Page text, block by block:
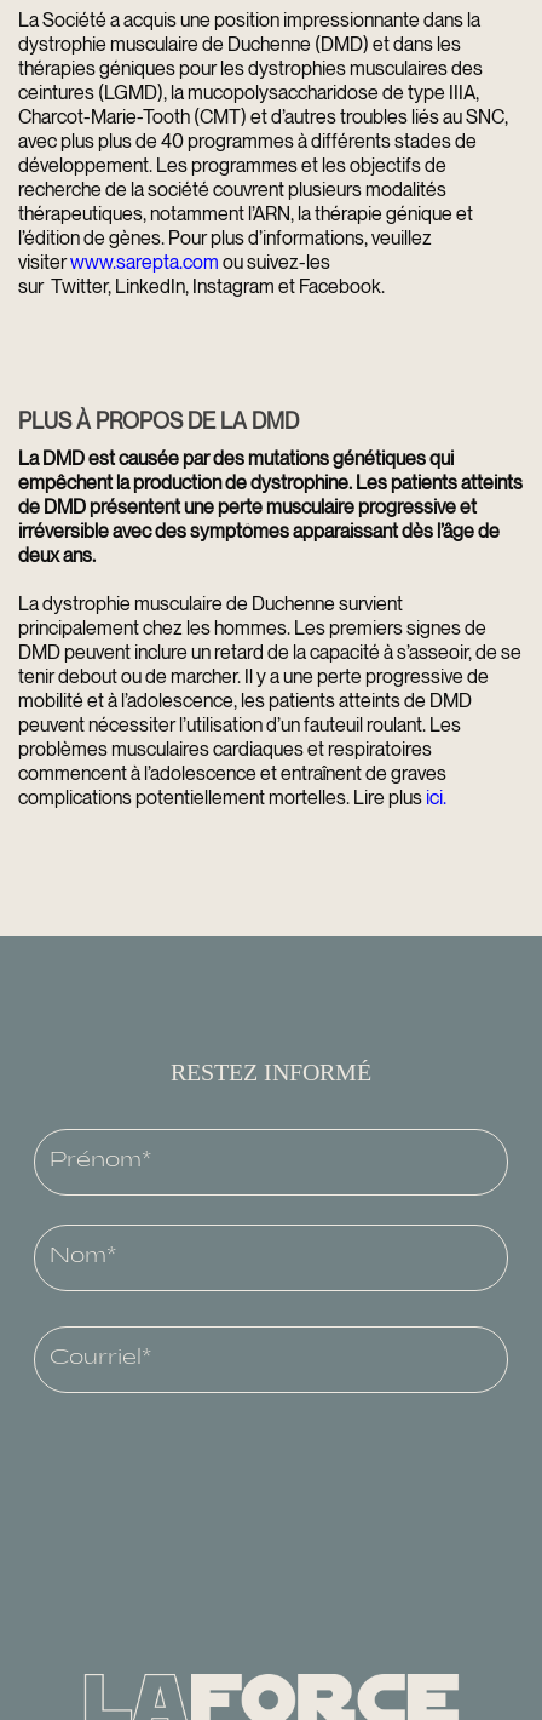
La Société a acquis une position impressionnante dans la
dystrophie musculaire de Duchenne (DMD) et dans les
thérapies géniques pour les dystrophies musculaires des
ceintures (LGMD), la mucopolysaccharidose de type IIIA,
Charcot-Marie-Tooth (CMT) et d’autres troubles liés au SNC,
avec plus plus de 40 programmes à différents stades de
développement. Les programmes et les objectifs de
recherche de la société couvrent plusieurs modalités
thérapeutiques, notamment l’ARN, la thérapie génique et
l’édition de gènes. Pour plus d’informations, veuillez
visiterwww.sarepta.com ou suivez-les
sur Twitter, LinkedIn, Instagram et Facebook.
PLUS À PROPOS DE LA DMD
La DMD est causée par des mutations génétiques qui
empêchent la production de dystrophine. Les patients atteints
de DMD présentent une perte musculaire progressive et
irréversible avec des symptômes apparaissant dès l’âge de
deux ans.
La dystrophie musculaire de Duchenne survient
principalement chez les hommes. Les premiers signes de
DMD peuvent inclure un retard de la capacité à s’asseoir, de se
tenir debout ou de marcher. Il y a une perte progressive de
mobilité et à l’adolescence, les patients atteints de DMD
peuvent nécessiter l’utilisation d’un fauteuil roulant. Les
problèmes musculaires cardiaques et respiratoires
commencent à l’adolescence et entraînent de graves
complications potentiellement mortelles. Lire plus ici.
RESTEZ INFORMÉ